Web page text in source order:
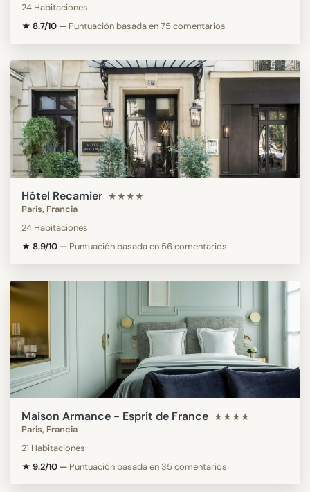
24 Habitaciones
★ 8.7/10 — Puntuación basada en 75 comentarios
Hôtel Recamier ★★★★
Paris, Francia
24 Habitaciones
★ 8.9/10 — Puntuación basada en 56 comentarios
Maison Armance - Esprit de France ★★★★
Paris, Francia
21 Habitaciones
★ 9.2/10 — Puntuación basada en 35 comentarios